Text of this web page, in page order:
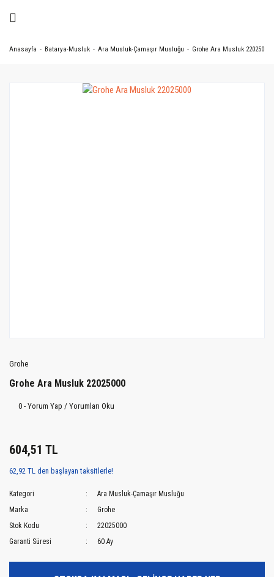
Anasayfa Batarya-Musluk Ara Musluk-Çamaşır Musluğu Grohe Ara Musluk 22025000
Grohe
Grohe Ara Musluk 22025000
0 - Yorum Yap / Yorumları Oku
604,51 TL
62,92 TL den başlayan taksitlerle!
Kategori
Ara Musluk-Çamaşır Musluğu
Marka
Grohe
Stok Kodu
22025000
Garanti Süresi
60 Ay